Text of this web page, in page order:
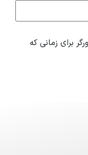
برای زمانی که